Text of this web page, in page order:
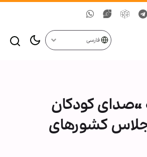
فارسی
«صدای کودکان
کشورهای